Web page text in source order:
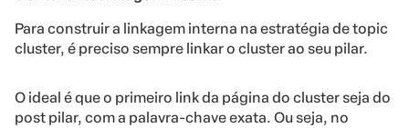
Para construir a linkagem interna na estratégia de topic
cluster, é preciso sempre linkar o cluster ao seu pilar.
O ideal é que o primeiro link da página do cluster seja do
post pilar, com a palavra-chave exata. Ou seja, no